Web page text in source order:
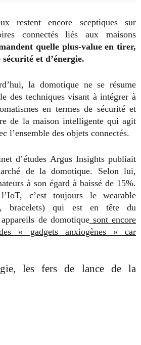
restent encore sceptiques sur
connectés liés aux maisons
quelle plus-value en tirer,
et d’énergie.
la domotique ne se résume
des techniques visant à intégrer à
en termes de sécurité et
de la maison intelligente qui agit
l’ensemble des objets connectés.
d’études Argus Insights publiait
de la domotique. Selon lui,
à son égard à baissé de 15%.
c’est toujours le wearable
bracelets) qui est en tête du
de domotiquesont encore
« gadgets anxiogènes » car
les fers de lance de la